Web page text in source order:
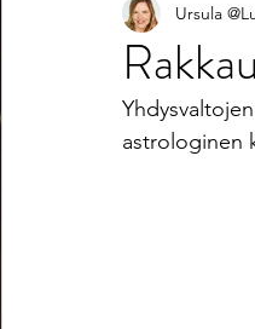
Saturnuksen
Uusikuu Leijona
Ursula
astrologinen